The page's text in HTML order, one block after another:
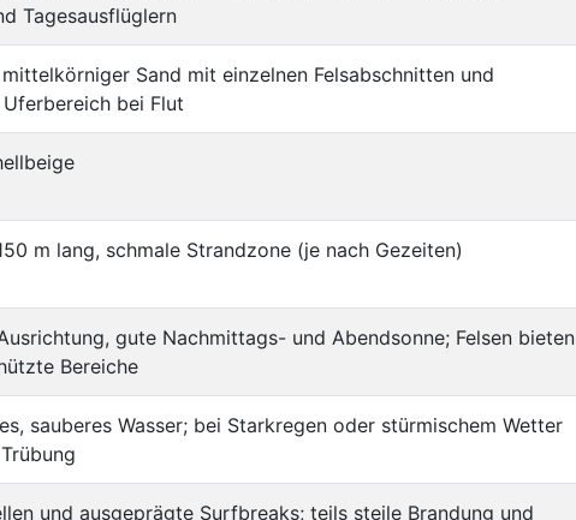
Tagesausflüglern
Sand mit einzelnen Felsabschnitten und
bei Flut
m lang, schmale Strandzone (je nach Gezeiten)
gute Nachmittags- und Abendsonne; Felsen bieten
Bereiche
sauberes Wasser; bei Starkregen oder stürmischem Wetter
und ausgeprägte Surfbreaks; teils steile Brandung und